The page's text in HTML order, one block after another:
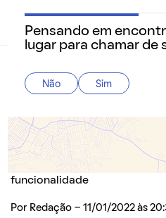
QuintoAndar Guias -
Mesa posta: veja como
refeições em
Surpreenda seus convidados
inspirações para decorar a
funcionalidade
Por Redação - 11/01/2022 às
Pensando em
lugar para chamar de
Não Sim